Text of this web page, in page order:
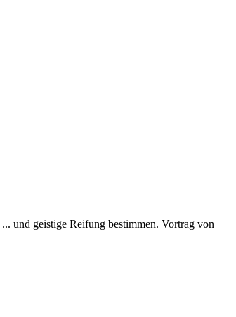
... und geistige Reifung bestimmen. Vortrag von